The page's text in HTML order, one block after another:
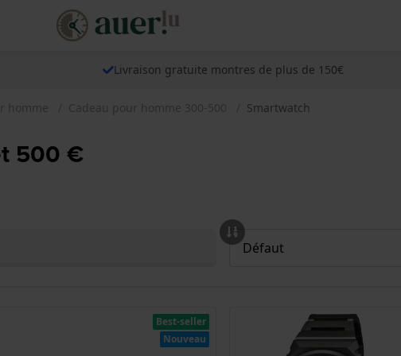
Livraison gratuite montres de plus de 150€
homme Cadeau pour homme 300-500 Smartwatch
500 €
Best-seller
Nouveau